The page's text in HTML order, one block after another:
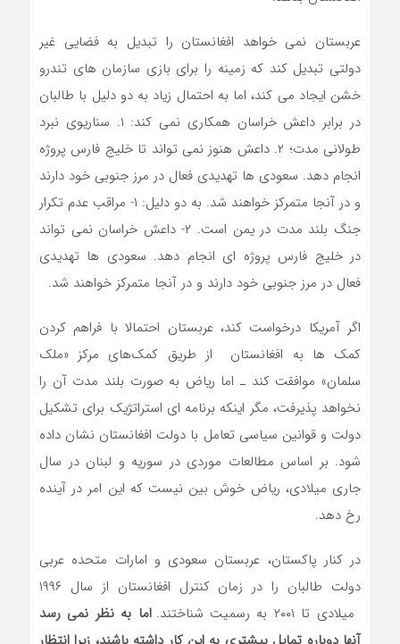
عربستان نمی خواهد افغانستان را تبدیل به فضایی غیر
دولتی تبدیل کند که زمینه را برای بازی سازمان های تندرو
خشن ایجاد می کند، اما به احتمال زیاد به دو دلیل با طالبان
در برابر داعش خراسان همکاری نمی کند: ۱. سناریوی نبرد
طولانی مدت؛ ۲. داعش هنوز نمی تواند تا خلیج فارس پروژه
انجام دهد. سعودی ها تهدیدی فعال در مرز جنوبی خود دارند
و در آنجا متمرکز خواهند شد. به دو دلیل: ۱- مراقب عدم تکرار
جنگ بلند مدت در یمن است. ۲- داعش خراسان نمی تواند
در خلیج فارس پروژه ای انجام دهد. سعودی ها تهدیدی
فعال در مرز جنوبی خود دارند و در آنجا متمرکز خواهند شد.
اگر آمریکا درخواست کند، عربستان احتمالا با فراهم کردن
کمک ها به افغانستان از طریق کمک‌های مرکز «ملک
سلمان» موافقت کند ـ اما ریاض به صورت بلند مدت آن را
نخواهد پذیرفت، مگر اینکه برنامه ای استراتژیک برای تشکیل
دولت و قوانین سیاسی تعامل با دولت افغانستان نشان داده
شود. بر اساس مطالعات موردی در سوریه و لبنان در سال
جاری میلادی، ریاض خوش بین نیست که این امر در آینده
رخ دهد.
در کنار پاکستان، عربستان سعودی و امارات متحده عربی
دولت طالبان را در زمان کنترل افغانستان از سال ۱۹۹۶
میلادی تا ۲۰۰۱ به رسمیت شناختند.
اما به نظر نمی رسد